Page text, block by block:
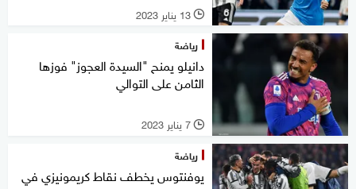
l 13 يناير 2023
رياضة
دانيلو يمنح "السيدة العجوز" فوزها
الثامن على التوالي
l 7 يناير 2023
رياضة
يوفنتوس يخطف نقاط كريمونيزي في